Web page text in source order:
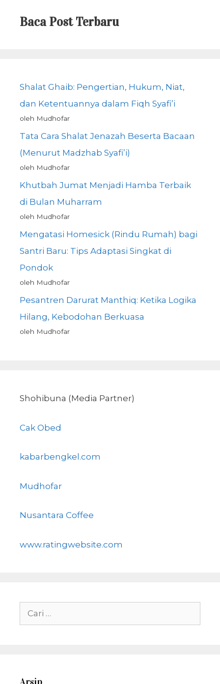
Baca Post Terbaru
Shalat Ghaib: Pengertian, Hukum, Niat,
dan Ketentuannya dalam Fiqh Syafi’i
oleh Mudhofar
Tata Cara Shalat Jenazah Beserta Bacaan
(Menurut Madzhab Syafi’i)
oleh Mudhofar
Khutbah Jumat Menjadi Hamba Terbaik
di Bulan Muharram
oleh Mudhofar
Mengatasi Homesick (Rindu Rumah) bagi
Santri Baru: Tips Adaptasi Singkat di
Pondok
oleh Mudhofar
Pesantren Darurat Manthiq: Ketika Logika
Hilang, Kebodohan Berkuasa
oleh Mudhofar
Shohibuna (Media Partner)
Cak Obed
kabarbengkel.com
Mudhofar
Nusantara Coffee
www.ratingwebsite.com
Cari
untuk:
Arsip